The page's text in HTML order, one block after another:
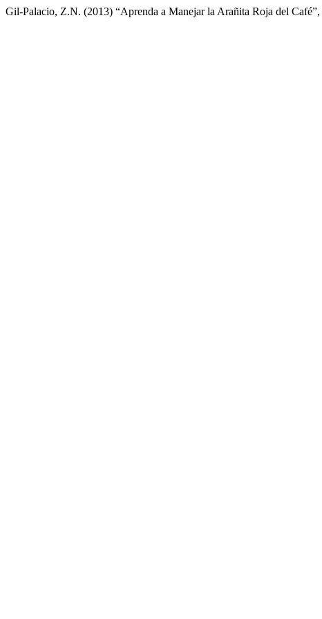
Gil-Palacio, Z.N. (2013) “Aprenda a Manejar la Arañita Roja del Café”,